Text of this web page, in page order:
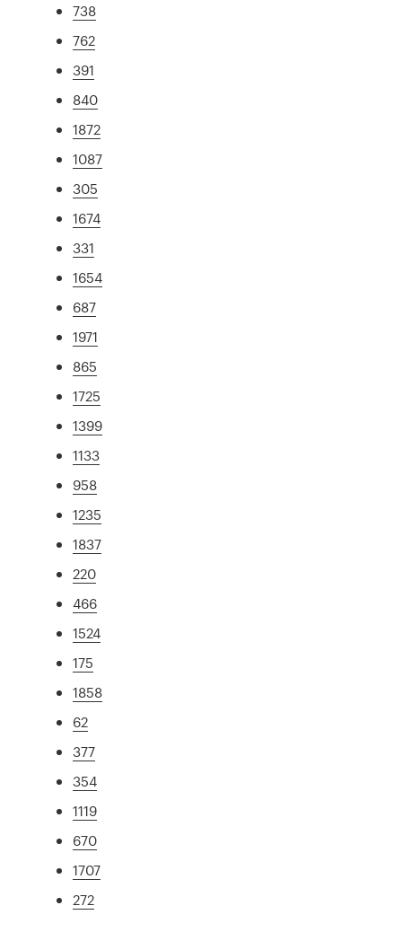
738
762
391
840
1872
1087
305
1674
331
1654
687
1971
865
1725
1399
1133
958
1235
1837
220
466
1524
175
1858
62
377
354
1119
670
1707
272